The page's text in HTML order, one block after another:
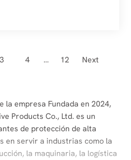
Posts
3 4 … 12 Next
la empresa Fundada en 2024,
Products Co., Ltd. es un
de protección de alta
en servir a industrias como la
la maquinaria, la logística